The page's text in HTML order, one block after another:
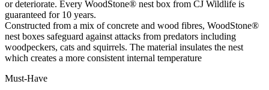
or deteriorate. Every WoodStone® nest box from CJ Wildlife is
guaranteed for 10 years.
Constructed from a mix of concrete and wood fibres, WoodStone®
nest boxes safeguard against attacks from predators including
woodpeckers, cats and squirrels. The material insulates the nest
which creates a more consistent internal temperature
Must-Have